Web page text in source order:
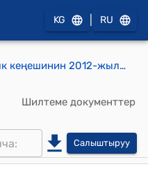
KG RU
Үч-Төбө айылдык кеңешинин 2012-жылдын 21-апрелиндеги № 17/1 "Үч-Төбө айыл өкмөтүнүн башчысын шайлоо жыйынтыгы жөнүндө" токтому
Шилтеме документтер
Салыштыруу